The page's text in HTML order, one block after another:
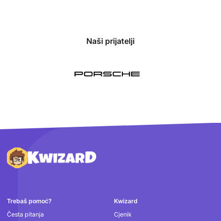
Naši prijatelji
Podnožje
Trebaš pomoć?
Česta pitanja
Kwizard
Cjenik